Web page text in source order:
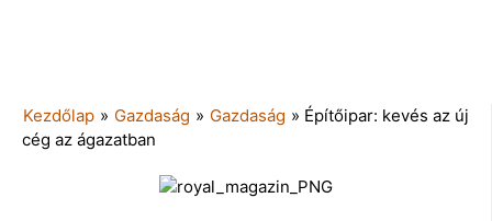
Kezdőlap » Gazdaság » Gazdaság » Építőipar: kevés az új
cég az ágazatban